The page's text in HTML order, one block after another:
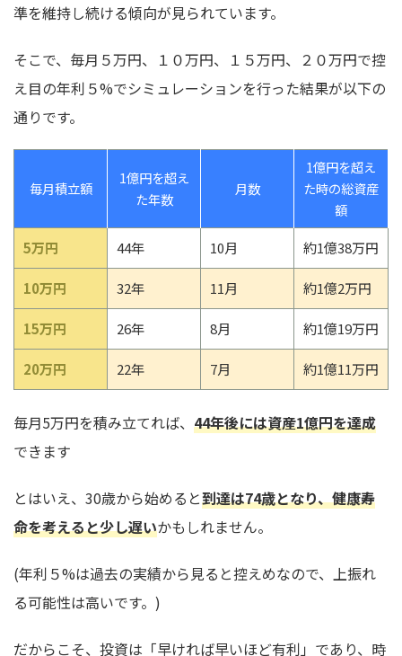
準を維持し続ける傾向が見られています。
そこで、毎月５万円、１０万円、１５万円、２０万円で控
え目の年利５%でシミュレーションを行った結果が以下の
通りです。
毎月積立額
1億円を超え
た年数
月数
1億円を超え
た時の総資産
額
5万円
44年 10月 約1億38万円
10万円 32年 11月 約1億2万円
15万円 26年 8月 約1億19万円
20万円 22年 7月 約1億11万円
毎月5万円を積み立てれば、 44年後には資産1億円を達成
できます
とはいえ、30歳から始めると到達は74歳となり、健康寿
命を考えると少し遅いかもしれません。
(年利５%は過去の実績から見ると控えめなので、上振れ
る可能性は高いです。)
だからこそ、投資は「早ければ早いほど有利」であり、時